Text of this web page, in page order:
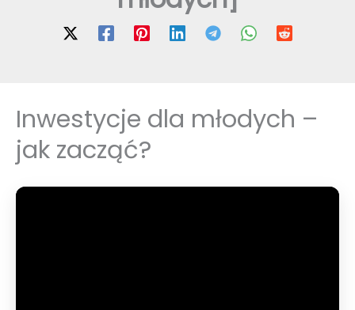
Inwestycje dla młodych –
jak zacząć?